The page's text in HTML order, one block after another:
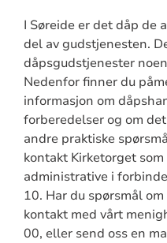
I Søreide er det dåp de
del av gudstjenesten.
dåpsgudstjenester
Nedenfor finner du
informasjon om
forberedelser og om
andre praktiske
kontakt Kirketorget
administrative i
10. Har du spørsmål
kontakt med vårt
00, eller send oss en